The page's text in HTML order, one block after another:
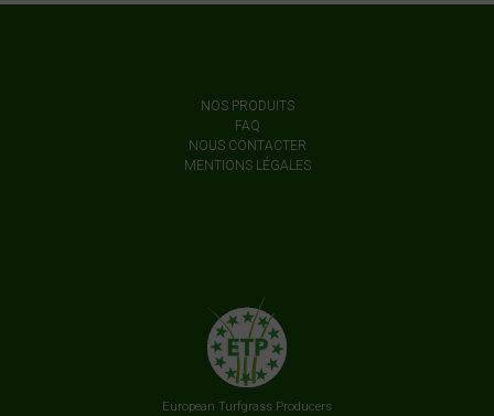
NOS PRODUITS
FAQ
NOUS CONTACTER
MENTIONS LÉGALES
European Turfgrass Producers